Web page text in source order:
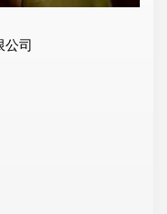
司